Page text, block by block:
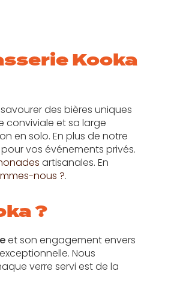
Kooka
des bières uniques
conviviale et sa large
en solo. En plus de notre
pour vos événements privés.
artisanales. En
nous ?.
?
et son engagement envers
Nous
verre servi est de la